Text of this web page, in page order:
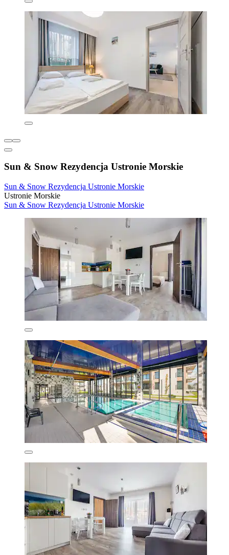
Sun & Snow Rezydencja Ustronie Morskie
Sun & Snow Rezydencja Ustronie Morskie
Ustronie Morskie
Sun & Snow Rezydencja Ustronie Morskie